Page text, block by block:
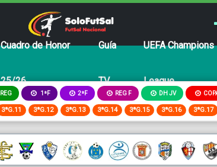
Cuadro de Honor
25/26
Guía
TV
UEFA Champions
League
REG 1ªF 2ªF REG F DH JV
3ªG.11 3ªG.12 3ªG.13 3ªG.14 3ªG.15 3ªG.16 3ªG.17